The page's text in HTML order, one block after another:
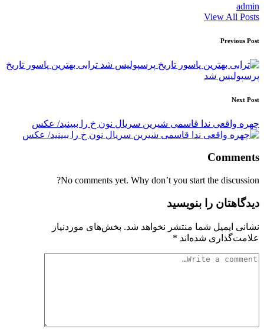
admin
View All Posts
Post
navigation
Previous Post
ترابی بهترین پاسور تاریخ
پرسپولیس شد
Next Post
چهره واقعی ندا قاسمی شیرین سریال نون خ را ببینید/ عکس
Comments
No comments yet. Why don’t you start the discussion?
دیدگاهتان را بنویسید
نشانی ایمیل شما منتشر نخواهد شد. بخش‌های موردنیاز
علامت‌گذاری شده‌اند *